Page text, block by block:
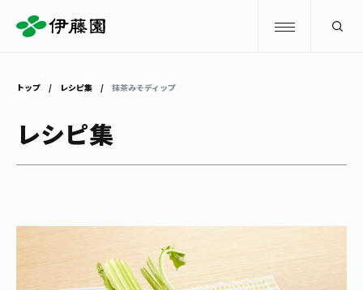
お茶を知る・楽しむ
お茶を知る・楽しむ
体験・イベント
トップ レシピ集 抹茶みそディップ
レシピ集